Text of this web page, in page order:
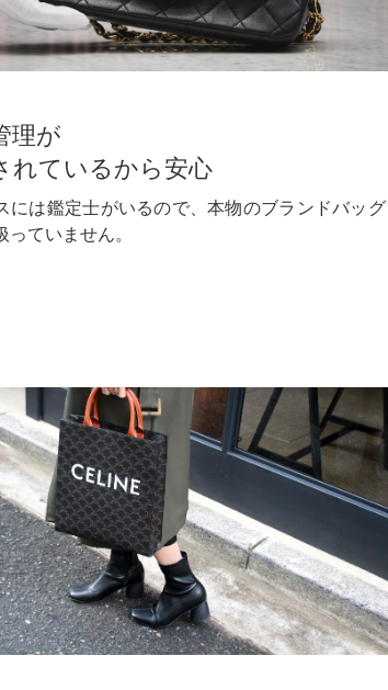
理が
れているから安心
には鑑定士がいるので、本物のブランドバッグ
ていません。